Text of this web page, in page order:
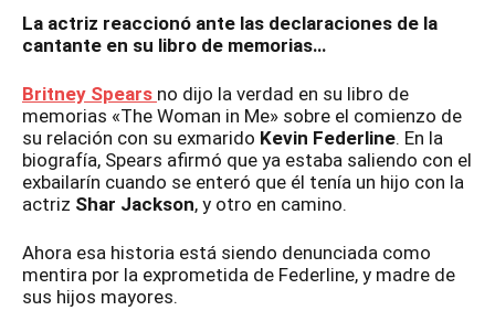
La actriz reaccionó ante las declaraciones de la
cantante en su libro de memorias…
Britney Spears no dijo la verdad en su libro de
memorias «The Woman in Me» sobre el comienzo de
su relación con su exmarido Kevin Federline. En la
biografía, Spears afirmó que ya estaba saliendo con el
exbailarín cuando se enteró que él tenía un hijo con la
actriz Shar Jackson, y otro en camino.
Ahora esa historia está siendo denunciada como
mentira por la exprometida de Federline, y madre de
sus hijos mayores.